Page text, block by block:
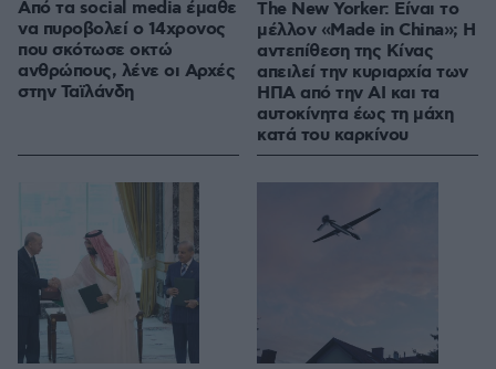
Από τα social media έμαθε
να πυροβολεί ο 14χρονος
που σκότωσε οκτώ
ανθρώπους, λένε οι Αρχές
στην Ταϊλάνδη
The New Yorker: Είναι το
μέλλον «Made in China»; Η
αντεπίθεση της Κίνας
απειλεί την κυριαρχία των
ΗΠΑ από την ΑΙ και τα
αυτοκίνητα έως τη μάχη
κατά του καρκίνου